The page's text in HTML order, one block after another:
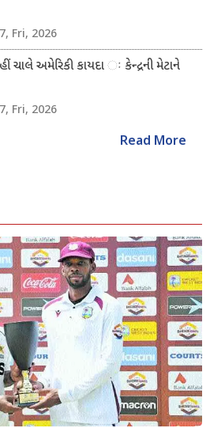
Fri, 2026
ચાલે અમેરિકી કાયદા ઃ કેન્દ્રની મેટાને
Fri, 2026
Read More